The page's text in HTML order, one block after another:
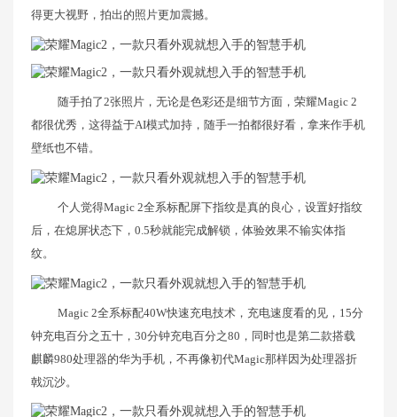
得更大视野，拍出的照片更加震撼。
随手拍了2张照片，无论是色彩还是细节方面，荣耀Magic 2
都很优秀，这得益于AI模式加持，随手一拍都很好看，拿来作手机
壁纸也不错。
个人觉得Magic 2全系标配屏下指纹是真的良心，设置好指纹
后，在熄屏状态下，0.5秒就能完成解锁，体验效果不输实体指
纹。
Magic 2全系标配40W快速充电技术，充电速度看的见，15分
钟充电百分之五十，30分钟充电百分之80，同时也是第二款搭载
麒麟980处理器的华为手机，不再像初代Magic那样因为处理器折
戟沉沙。